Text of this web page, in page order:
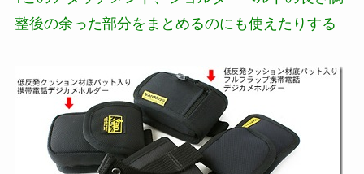
整後の余った部分をまとめるのにも使えたりする